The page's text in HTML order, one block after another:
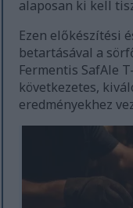
alaposan ki kell
Ezen előkészítési
betartásával a
Fermentis SafAle
következetes,
eredményekhez